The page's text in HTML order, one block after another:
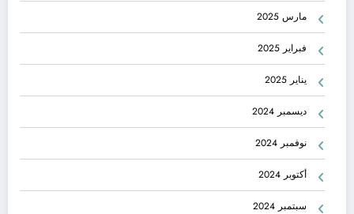
مارس 2025
فبراير 2025
يناير 2025
ديسمبر 2024
نوفمبر 2024
أكتوبر 2024
سبتمبر 2024